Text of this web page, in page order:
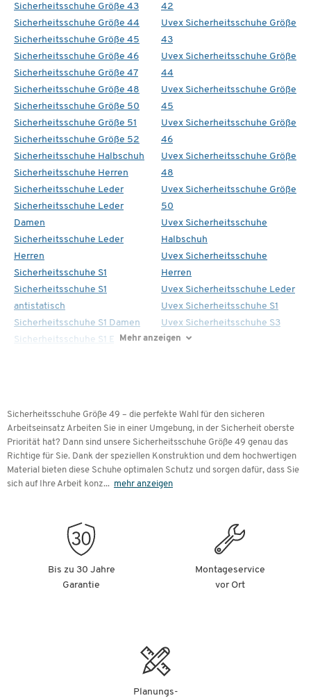
Sicherheitsschuhe Größe 43
Sicherheitsschuhe Größe 44
Sicherheitsschuhe Größe 45
Sicherheitsschuhe Größe 46
Sicherheitsschuhe Größe 47
Sicherheitsschuhe Größe 48
Sicherheitsschuhe Größe 50
Sicherheitsschuhe Größe 51
Sicherheitsschuhe Größe 52
Sicherheitsschuhe Halbschuh
Sicherheitsschuhe Herren
Sicherheitsschuhe Leder
Sicherheitsschuhe Leder
Damen
Sicherheitsschuhe Leder
Herren
Sicherheitsschuhe S1
Sicherheitsschuhe S1
antistatisch
Sicherheitsschuhe S1 Damen
Sicherheitsschuhe S1 ESD
42
Uvex Sicherheitsschuhe Größe
43
Uvex Sicherheitsschuhe Größe
44
Uvex Sicherheitsschuhe Größe
45
Uvex Sicherheitsschuhe Größe
46
Uvex Sicherheitsschuhe Größe
48
Uvex Sicherheitsschuhe Größe
50
Uvex Sicherheitsschuhe
Halbschuh
Uvex Sicherheitsschuhe
Herren
Uvex Sicherheitsschuhe Leder
Uvex Sicherheitsschuhe S1
Uvex Sicherheitsschuhe S3
Mehr anzeigen
Sicherheitsschuhe Größe 49 – die perfekte Wahl für den sicheren
Arbeitseinsatz Arbeiten Sie in einer Umgebung, in der Sicherheit oberste
Priorität hat? Dann sind unsere Sicherheitsschuhe Größe 49 genau das
Richtige für Sie. Dank der speziellen Konstruktion und dem hochwertigen
Material bieten diese Schuhe optimalen Schutz und sorgen dafür, dass Sie
sich auf Ihre Arbeit konz... mehr anzeigen
Bis zu 30 Jahre
Garantie
Montageservice
vor Ort
Planungs-